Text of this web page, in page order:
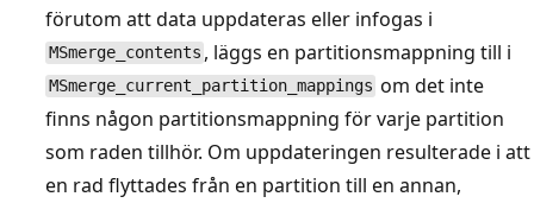
förutom att data uppdateras eller infogas i
MSmerge_contents , läggs en partitionsmappning till i
MSmerge_current_partition_mappings om det inte
finns någon partitionsmappning för varje partition
som raden tillhör. Om uppdateringen resulterade i att
en rad flyttades från en partition till en annan,